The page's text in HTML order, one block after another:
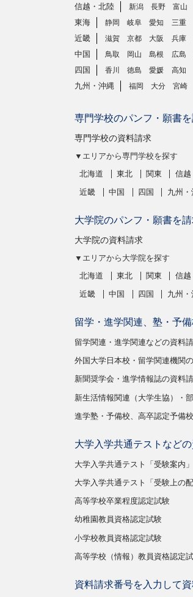
信越・北陸 新潟 長野 富山
東海 静岡 岐阜 愛知 三重
近畿 滋賀 京都 大阪 兵庫
中国 鳥取 岡山 島根 広島
四国 香川 徳島 愛媛 高知
九州・沖縄 福岡 大分 宮崎
専門学校のパンフ・願書
専門学校の資料請求
▼エリアから専門学校を探す
北海道
東北 関東 信越
近畿 中国 四国 九州・
大学院のパンフ・願書を
大学院の資料請求
▼エリアから大学院を探す
北海道
東北 関東 信越
近畿 中国 四国 九州・
留学・進学関連、塾・予
留学関連・進学関連などの資料
外国大学日本校・留学関連機関
新聞奨学会・進学情報誌の資料
新生活情報関連（大学生協）・
進学塾・予備校、高卒認定予備
大学入学共通テストなど
大学入学共通テスト「受験案内」
大学入学共通テスト「受験上の配
高等学校卒業程度認定試験
幼稚園教員資格認定試験
小学校教員資格認定試験
高等学校（情報）教員資格認定
資料請求番号を入力して